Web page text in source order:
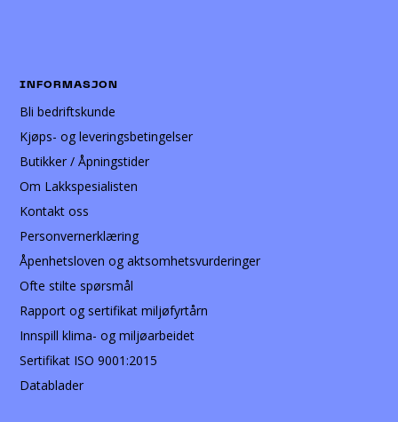
INFORMASJON
Bli bedriftskunde
Kjøps- og leveringsbetingelser
Butikker / Åpningstider
Om Lakkspesialisten
Kontakt oss
Personvernerklæring
Åpenhetsloven og aktsomhetsvurderinger
Ofte stilte spørsmål
Rapport og sertifikat miljøfyrtårn
Innspill klima- og miljøarbeidet
Sertifikat ISO 9001:2015
Datablader